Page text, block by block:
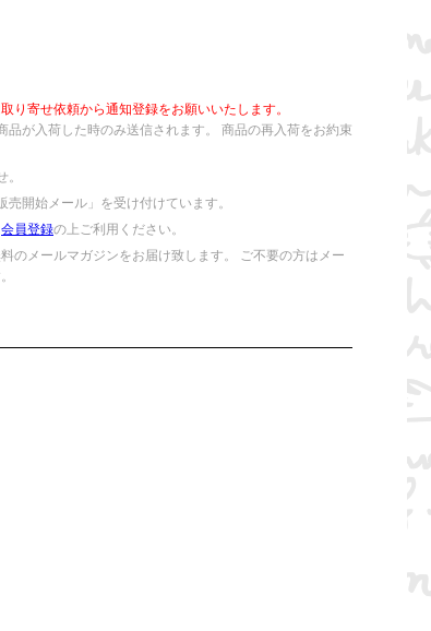
寄せ依頼から通知登録をお願いいたします。
が入荷した時のみ送信されます。 商品の再入荷をお約束
開始メール」を受け付けています。
会員登録の上ご利用ください。
のメールマガジンをお届け致します。 ご不要の方はメー